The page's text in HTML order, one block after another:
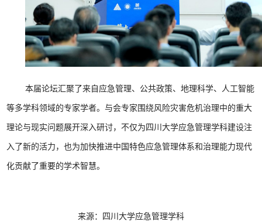
本届论坛汇聚了来自应急管理、公共政策、地理科学、人工智能
等多学科领域的专家学者。与会专家围绕风险灾害危机治理中的重大
理论与现实问题展开深入研讨，不仅为四川大学应急管理学科建设注
入了新的活力，也为加快推进中国特色应急管理体系和治理能力现代
化贡献了重要的学术智慧。
来源：四川大学应急管理学科